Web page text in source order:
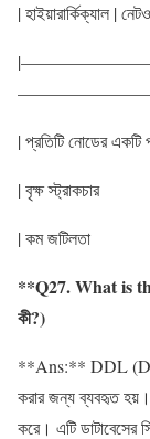
| হাইয়ারার্কিক্যাল |
| প্রতিটি নোডের একটি
| বৃক্ষ
| কম
**Q27. What is
কী?)
**Ans:** DDL
করার জন্য ব্যবহৃত
করে। এটি